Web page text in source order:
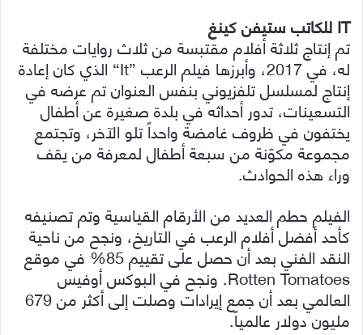
IT للكاتب ستيفن كينغ
تم إنتاج ثلاثة أفلام مقتبسة من ثلاث روايات مختلفة
له، في 2017، وأبرزها فيلم الرعب ”It“ الذي كان إعادة
إنتاج لمسلسل تلفزيوني بنفس العنوان تم عرضه في
التسعينات، تدور أحداثه في بلدة صغيرة عن أطفال
يختفون في ظروف غامضة واحداً تلو الآخر، وتجتمع
مجموعة مكوّنة من سبعة أطفال لمعرفة من يقف
وراء هذه الحوادث.
الفيلم حطم العديد من الأرقام القياسية وتم تصنيفه
كأحد أفضل أفلام الرعب في التاريخ، ونجح من ناحية
النقد الفني بعد أن حصل على تقييم 85% في موقع
Rotten Tomatoes. ونجح في البوكس أوفيس
العالمي بعد أن جمع إيرادات وصلت إلى أكثر من 679
مليون دولار عالمياً.